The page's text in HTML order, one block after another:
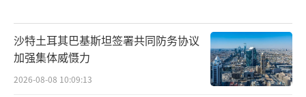
沙特土耳其巴基斯坦签署共同防务协议
加强集体威慑力
2026-08-08 10:09:13